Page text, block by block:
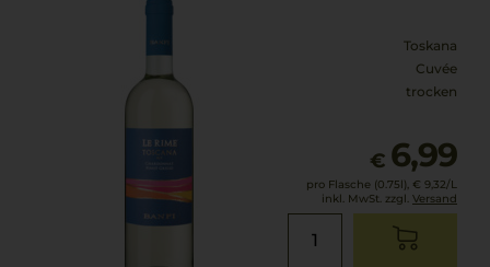
Toskana
Cuvée
trocken
€ 6,99
pro Flasche (0.75l), € 9,32/L
inkl. MwSt. zzgl. Versand